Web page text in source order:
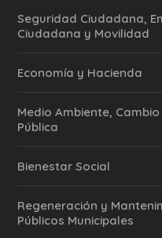
Seguridad Ciudadana,
Ciudadana y Movilidad
Economía y Hacienda
Medio Ambiente,
Pública
Bienestar Social
Regeneración y
Públicos Municipales